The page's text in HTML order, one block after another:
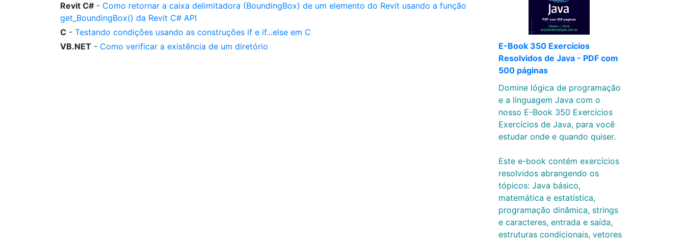
Revit C# - Como retornar a caixa delimitadora (BoundingBox) de um elemento do Revit usando a função
get_BoundingBox() da Revit C# API
C - Testando condições usando as construções if e if...else em C
VB.NET - Como verificar a existência de um diretório
E-Book 350 Exercícios
Resolvidos de Java - PDF com
500 páginas
Domine lógica de programação
e a linguagem Java com o
nosso E-Book 350 Exercícios
Exercícios de Java, para você
estudar onde e quando quiser.
Este e-book contém exercícios
resolvidos abrangendo os
tópicos: Java básico,
matemática e estatística,
programação dinâmica, strings
e caracteres, entrada e saída,
estruturas condicionais, vetores